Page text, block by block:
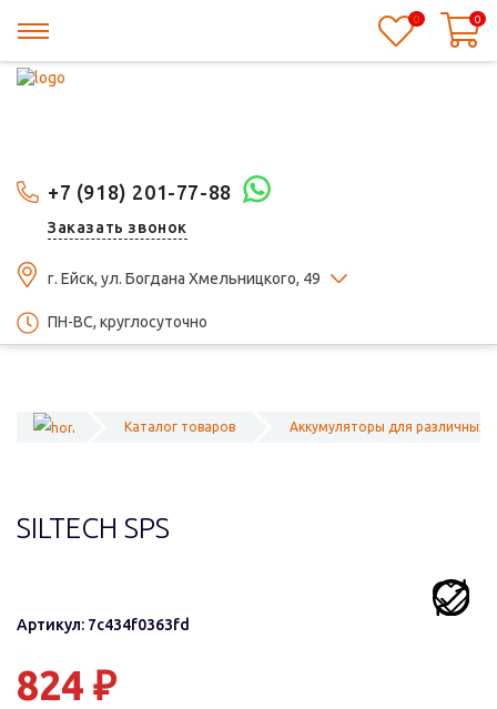
+7 (918) 201-77-88
Заказать звонок
г. Ейск, ул. Богдана Хмельницкого, 49
ПН-ВС, круглосуточно
0 0
Каталог товаров Аккумуляторы для различных
SILTECH SPS
Артикул: 7c434f0363fd
824 ₽